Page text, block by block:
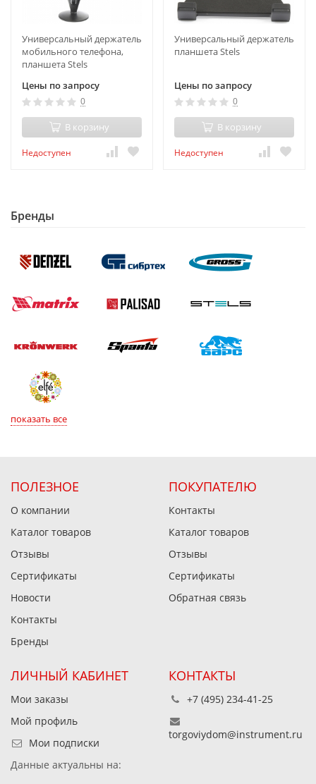
Универсальный держатель
мобильного телефона,
планшета Stels
Цены по запросу
0
В корзину
Недоступен
Универсальный держатель
планшета Stels
Цены по запросу
0
В корзину
Недоступен
Бренды
показать все
ПОЛЕЗНОЕ
О компании
Каталог товаров
Отзывы
Сертификаты
Новости
Контакты
Бренды
ПОКУПАТЕЛЮ
Контакты
Каталог товаров
Отзывы
Сертификаты
Обратная связь
ЛИЧНЫЙ КАБИНЕТ
Мои заказы
Мой профиль
Мои подписки
Данные актуальны на:
КОНТАКТЫ
+7 (495) 234-41-25
torgoviydom@instrument.ru